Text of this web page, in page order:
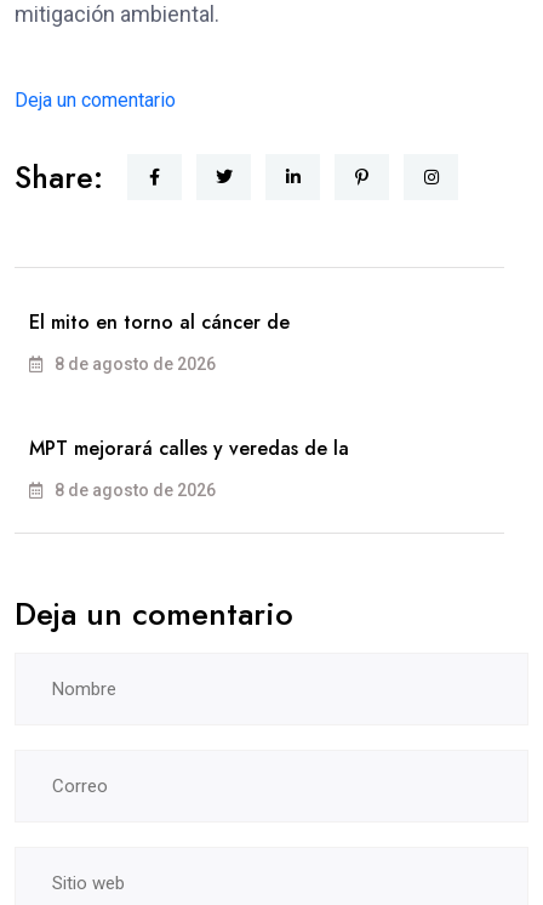
mitigación ambiental.
Deja un comentario
Share:
El mito en torno al cáncer de
8 de agosto de 2026
MPT mejorará calles y veredas de la
8 de agosto de 2026
Deja un comentario